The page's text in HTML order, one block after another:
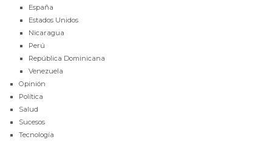
España
Estados Unidos
Nicaragua
Perú
República Dominicana
Venezuela
Opinión
Política
Salud
Sucesos
Tecnología